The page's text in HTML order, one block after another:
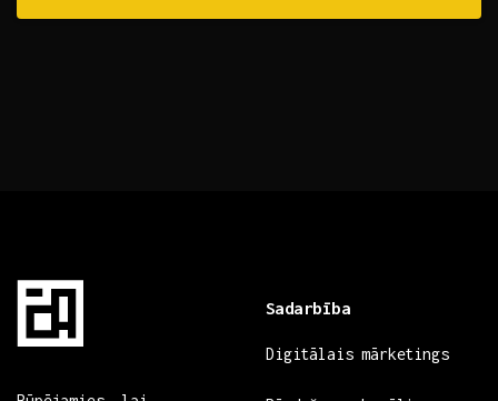
Sadarbība
Digitālais mārketings